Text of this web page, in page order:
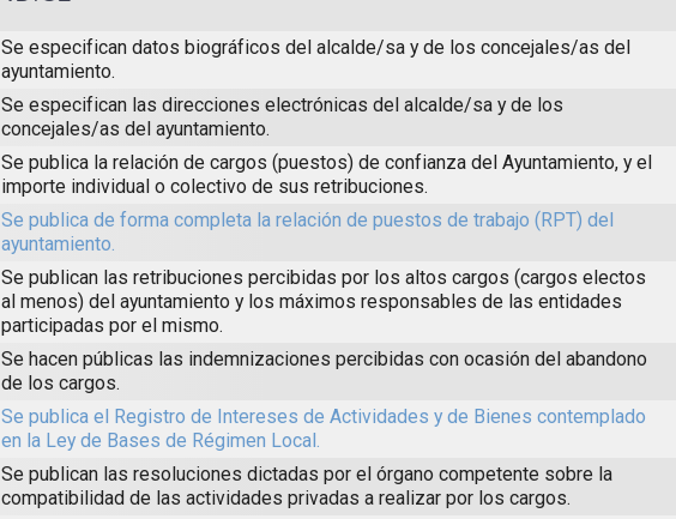
Se especifican datos biográficos del alcalde/sa y de los concejales/as del
ayuntamiento.
Se especifican las direcciones electrónicas del alcalde/sa y de los
concejales/as del ayuntamiento.
Se publica la relación de cargos (puestos) de confianza del Ayuntamiento, y el
importe individual o colectivo de sus retribuciones.
Se publica de forma completa la relación de puestos de trabajo (RPT) del
ayuntamiento.
Se publican las retribuciones percibidas por los altos cargos (cargos electos
al menos) del ayuntamiento y los máximos responsables de las entidades
participadas por el mismo.
Se hacen públicas las indemnizaciones percibidas con ocasión del abandono
de los cargos.
Se publica el Registro de Intereses de Actividades y de Bienes contemplado
en la Ley de Bases de Régimen Local.
Se publican las resoluciones dictadas por el órgano competente sobre la
compatibilidad de las actividades privadas a realizar por los cargos.